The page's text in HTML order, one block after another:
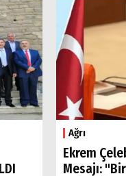
Ağrı
Ekrem
Mesajı: